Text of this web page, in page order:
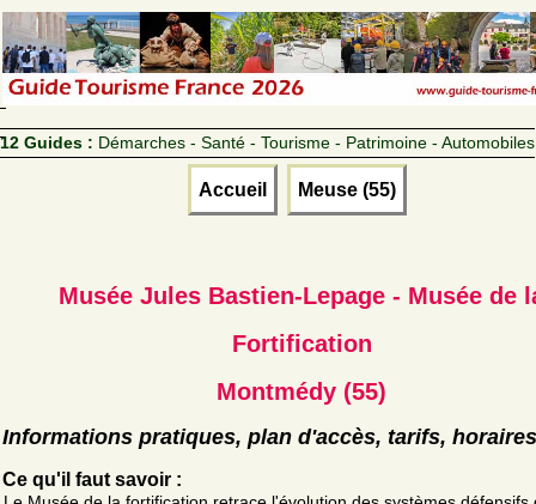
12 Guides : Démarches - Santé - Tourisme - Patrimoine - Automobiles
Accueil Meuse (55)
Musée Jules Bastien-Lepage - Musée de
Fortification
Montmédy (55)
Informations pratiques, plan d'accès, tarifs, horaires
Ce qu'il faut savoir :